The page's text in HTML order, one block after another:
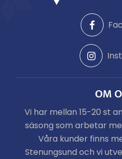
OM
Vi har mellan 15-20 st
säsong som arbetar
Våra kunder finns
Stenungsund och vi